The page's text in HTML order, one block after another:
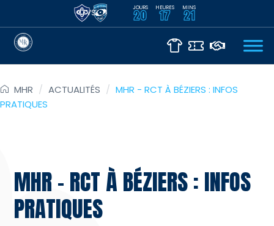
VS JOURS
20 HEURES
17 MINS
21
MHR / ACTUALITÉS / MHR - RCT À BÉZIERS : INFOS
PRATIQUES
MHR – RCT À BÉZIERS : INFOS
PRATIQUES